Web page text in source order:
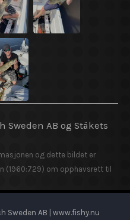
Sweden AB og Stäkets
og dette bildet er
(1960:729) om opphavsrett til
Sweden AB | www.fishy.nu